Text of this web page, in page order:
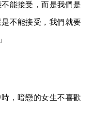
能接受，而是我們是
不能接受，我們就要
，暗戀的女生不喜歡